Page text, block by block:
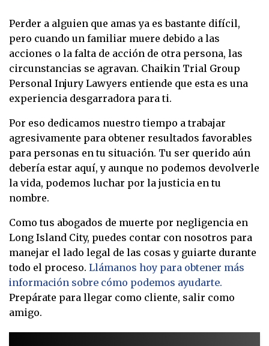
Perder a alguien que amas ya es bastante difícil,
pero cuando un familiar muere debido a las
acciones o la falta de acción de otra persona, las
circunstancias se agravan. Chaikin Trial Group
Personal Injury Lawyers entiende que esta es una
experiencia desgarradora para ti.
Por eso dedicamos nuestro tiempo a trabajar
agresivamente para obtener resultados favorables
para personas en tu situación. Tu ser querido aún
debería estar aquí, y aunque no podemos devolverle
la vida, podemos luchar por la justicia en tu
nombre.
Como tus abogados de muerte por negligencia en
Long Island City, puedes contar con nosotros para
manejar el lado legal de las cosas y guiarte durante
todo el proceso. Llámanos hoy para obtener más
información sobre cómo podemos ayudarte.
Prepárate para llegar como cliente, salir como
amigo.